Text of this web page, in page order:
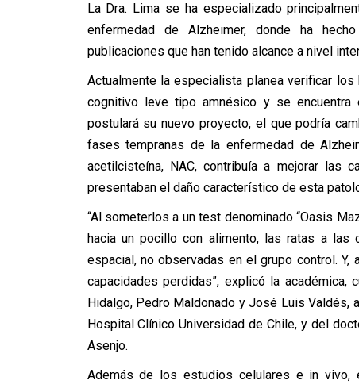
La Dra. Lima se ha especializado
enfermedad de Alzheimer, donde ha
publicaciones que han tenido alcance a nivel
Actualmente la especialista planea verificar
cognitivo leve tipo amnésico y se
postulará su nuevo proyecto, el que podría
fases tempranas de la enfermedad de
acetilcisteína, NAC, contribuía a mejorar las
presentaban el daño característico de esta
“Al someterlos a un test denominado “Oasis
hacia un pocillo con alimento, las ratas a
espacial, no observadas en el grupo control.
capacidades perdidas”, explicó la
Hidalgo, Pedro Maldonado y José Luis Valdés,
Hospital Clínico Universidad de Chile, y del
Asenjo.
Además de los estudios celulares e in vivo,